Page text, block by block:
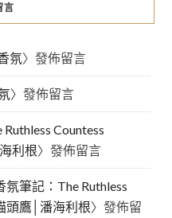
言
氛〉發佈留言
〉發佈留言
Countess
利根〉發佈留言
氛筆記：The Ruthless
頭鷹│潘海利根〉發佈留